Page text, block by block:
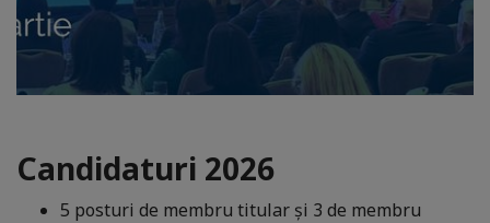
Candidaturi 2026
5 posturi de membru titular și 3 de membru